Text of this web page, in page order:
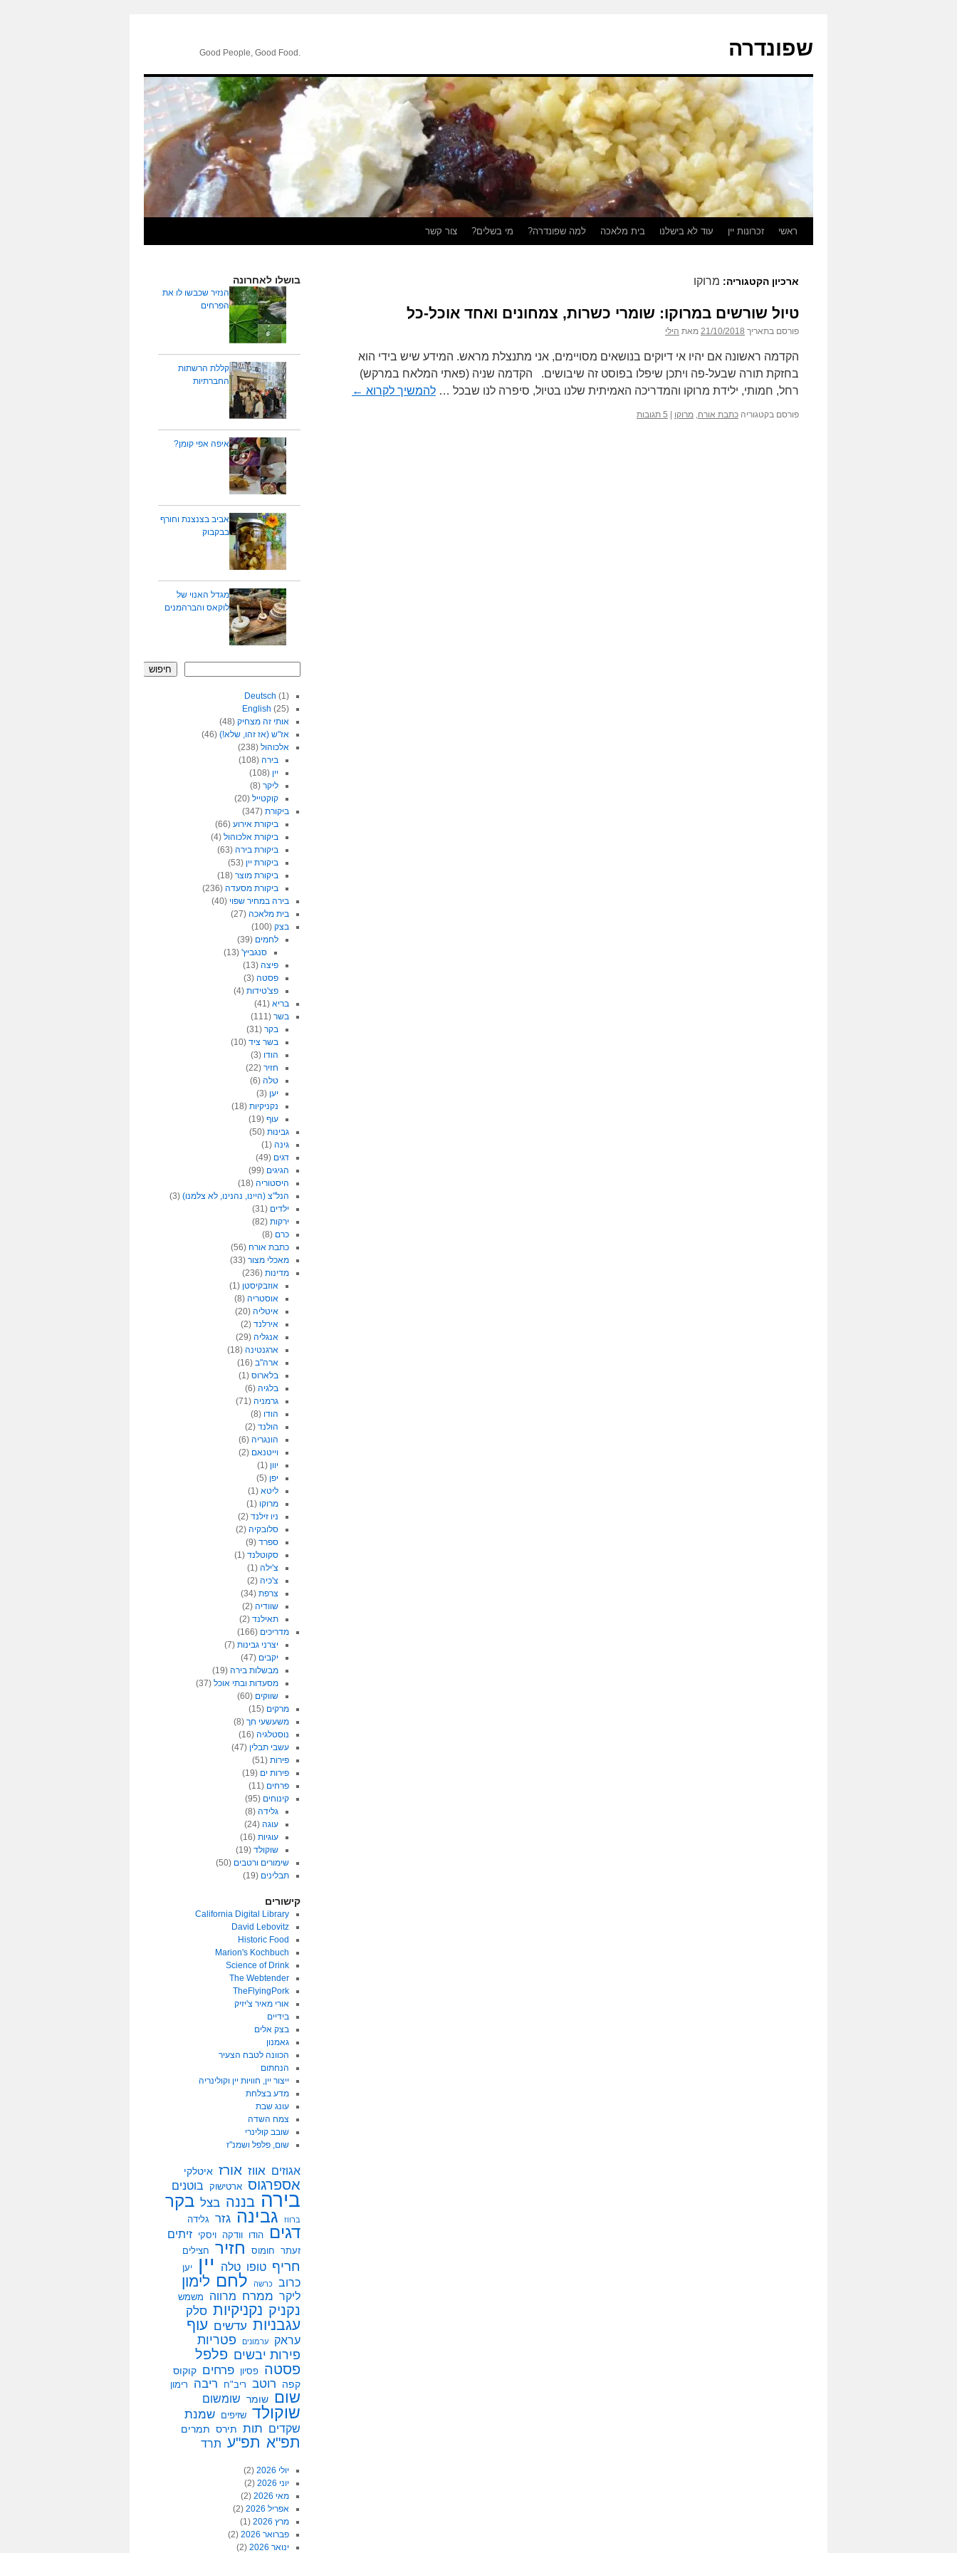
שפונדרה .Good People, Good Food
ראשי זכרונות יין עוד לא בישלנו בית מלאכה למה שפונדרה? מי בשלים? צור קשר
ארכיון הקטגוריה: מרוקו
טיול שורשים במרוקו: שומרי כשרות, צמחונים ואחד אוכל-כל
פורסם בתאריך 21/10/2018 מאת הילי
הקדמה ראשונה אם יהיו אי דיוקים בנושאים מסויימים, אני מתנצלת מראש. המידע שיש בידי הוא
בחזקת תורה שבעל-פה ויתכן שיפלו בפוסט זה שיבושים. הקדמה שניה (פאתי המלאח במרקש)
רחל, חמותי, ילידת מרוקו והמדריכה האמיתית שלנו בטיול, סיפרה לנו שבכל … להמשיך לקרוא ←
פורסם בקטגוריה כתבת אורח, מרוקו 5 תגובות
בושלו לאחרונה
הנזיר שכבשו לו את
הפרחים
קללת הרשתות
החברתיות
איפה אפי קומן?
אביב בצנצנת וחורף
בבקבוק
מגדל האנוי של
לוקאס והברהמנים
חיפוש
Deutsch (1)
English (25)
אותי זה מצחיק(48)
אז"ש (אז זהו, שלא!)(46)
אלכוהול(238)
בירה (108)
יין (108)
ליקר (8)
קוקטייל (20)
ביקורת(347)
ביקורת אירוע (66)
ביקורת אלכוהול (4)
ביקורת בירה (63)
ביקורת יין (53)
ביקורת מוצר (18)
ביקורת מסעדה (236)
בירה במחיר שפוי (40)
בית מלאכה(27)
בצק(100)
לחמים (39)
סנגביץ'(13)
פיצה (13)
פסטה (3)
פצ'טידות (4)
בריא(41)
בשר(111)
בקר (31)
בשר ציד (10)
הודו (3)
חזיר (22)
טלה (6)
יען (3)
נקניקיות (18)
עוף (19)
גבינות(50)
גינה(1)
דגים (49)
הגיגים (99)
היסטוריה(18)
הנל"צ (היינו, נהנינו, לא צלמנו)(3)
ילדים (31)
ירקות(82)
כרם (8)
כתבת אורח (56)
מאכלי מצור(33)
מדינות(236)
אוזבקיסטן (1)
אוסטריה (8)
איטליה (20)
אירלנד (2)
אנגליה (29)
ארגנטינה (18)
ארה"ב (16)
בלארוס (1)
בלגיה (6)
גרמניה (71)
הודו (8)
הולנד (2)
הונגריה (6)
וייטנאם (2)
יוון (1)
יפן (5)
ליטא (1)
מרוקו (1)
ניו זילנד (2)
סלובקיה (2)
ספרד (9)
סקוטלנד (1)
צ'ילה (1)
צ'כיה (2)
צרפת (34)
שוודיה (2)
תאילנד (2)
מדריכים (166)
יצרני גבינות (7)
יקבים (47)
מבשלות בירה (19)
מסעדות ובתי אוכל (37)
שווקים (60)
מרקים (15)
משעשעי חך(8)
נוסטלגיה(16)
עשבי תבלין (47)
פירות(51)
פירות ים (19)
פרחים (11)
קינוחים (95)
גלידה (8)
עוגה (24)
עוגיות (16)
שוקולד (19)
שימורים ורטבים (50)
תבלינים (19)
קישורים
California Digital Library
David Lebovitz
Historic Food
Marion's Kochbuch
Science of Drink
The Webtender
TheFlyingPork
אורי מאיר צ'יזיק
בידיים
בצק אלים
גאמנון
הכוונה לטבח הצעיר
הנחתום
ייצור יין, חוויות יין וקולינריה
מדע בצלחת
עונג שבת
צמח השדה
שובב קולינרי
שום, פלפל ושמנ"ז
אגוזים אווז אורז איטלקי
אספרגוס ארטישוק בוטנים
בירה בננה בצל בקר
ברווז גבינה גזר גלידה
דגים הודו וודקה ויסקי זיתים
זעתר חומוס חזיר חצילים
חריף טופו טלה יין יען
כרוב כרשה לחם לימון
ליקר ממרח מרווה משמש
נקניק נקניקיות סלק
עגבניות עדשים עוף
עראק ערמונים
פטריות
פירות יבשים פלפל
פסטה פסיון פרחים קוקוס
קפה
רוטב ריב"ח ריבה רימון
שום שומר שומשום
שוקולד שזיפים שמנת
שקדים תות תירס תמרים
תפ"א תפ"ע תרד
יולי 2026
(2)
יוני 2026
(2)
מאי 2026
(2)
אפריל 2026
(2)
מרץ 2026
(1)
פברואר 2026
(2)
ינואר 2026
(2)